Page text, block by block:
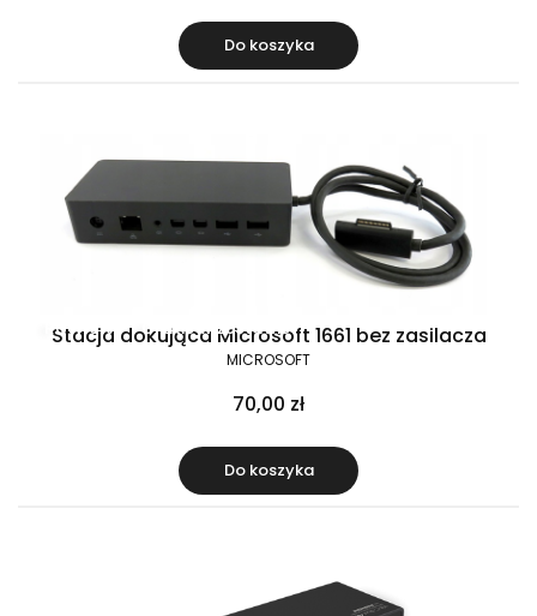
Do koszyka
Raty 0% Gratis w zestawie
Stacja dokująca Microsoft 1661 bez zasilacza
MICROSOFT
70,00 zł
Do koszyka